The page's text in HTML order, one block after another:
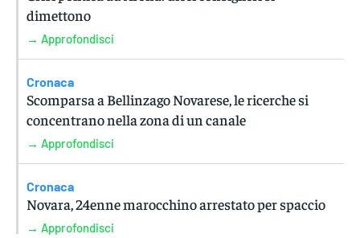
dimettono
→ Approfondisci
Cronaca
Scomparsa a Bellinzago Novarese, le ricerche si
concentrano nella zona di un canale
→ Approfondisci
Cronaca
Novara, 24enne marocchino arrestato per spaccio
→ Approfondisci